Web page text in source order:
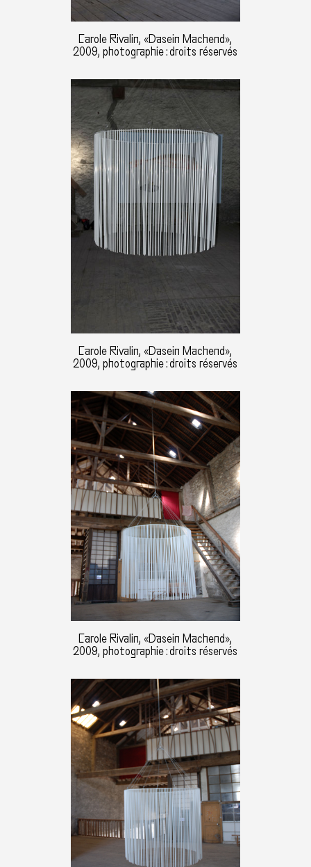
Carole Rivalin, «Dasein Machend»,
2009, photographie : droits réservés
Carole Rivalin, «Dasein Machend»,
2009, photographie : droits réservés
Carole Rivalin, «Dasein Machend»,
2009, photographie : droits réservés